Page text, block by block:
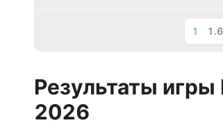
1
Результаты
2026